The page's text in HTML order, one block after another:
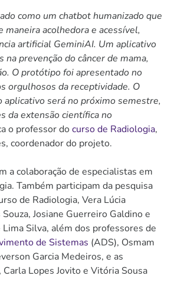
como um chatbot humanizado que
maneira acolhedora e acessível,
artificial GeminiAI. Um aplicativo
prevenção do câncer de mama,
O protótipo foi apresentado no
orgulhosos da receptividade. O
será no próximo semestre,
da extensão científica no
o professor docurso de Radiologia,
coordenador do projeto.
a colaboração de especialistas em
Também participam da pesquisa
de Radiologia, Vera Lúcia
Josiane Guerreiro Galdino e
Silva, além dos professores de
de Sistemas (ADS), Osmam
Garcia Medeiros, e as
Lopes Jovito e Vitória Sousa